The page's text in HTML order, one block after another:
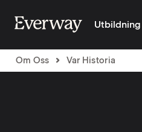
Utbildning
Om Oss Var Historia